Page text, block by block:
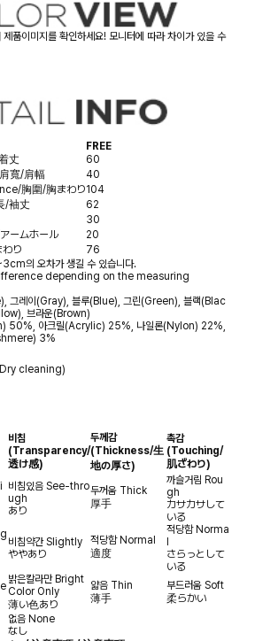
품이미지를 확인하세요! 모니터에 따라 차이가 있을 수
FREE
丈
60
寬/肩幅
40
胸圍/胸まわり104
/袖丈
62
30
ームホール
20
り
76
의 오차가 생길 수 있습니다.
depending on the measuring
그레이(Gray), 블루(Blue), 그린(Green), 블랙(Blac
브라운(Brown)
50%, 아크릴(Acrylic) 25%, 나일론(Nylon) 22%,
3%
cleaning)
비침
(Transparency/
透け感)
두께감
(Thickness/生
地の厚さ)
촉감
(Touching/
肌ざわり)
비침있음 See-thro
ugh
あり
두꺼움 Thick
厚手
까슬거림 Rou
gh
カサカサして
いる
비침약간Slightly
ややあり
적당함 Normal
適度
적당함 Norma
さらっとして
いる
밝은칼라만 Bright
Color Only
薄い色あり
얇음 Thin
薄手
부드러움 Soft
柔らかい
없음 None
なし